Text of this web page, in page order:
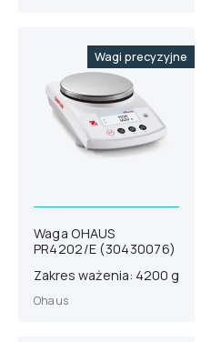
Wagi precyzyjne
Waga OHAUS
PR4202/E (30430076)
Zakres ważenia: 4200 g
Ohaus